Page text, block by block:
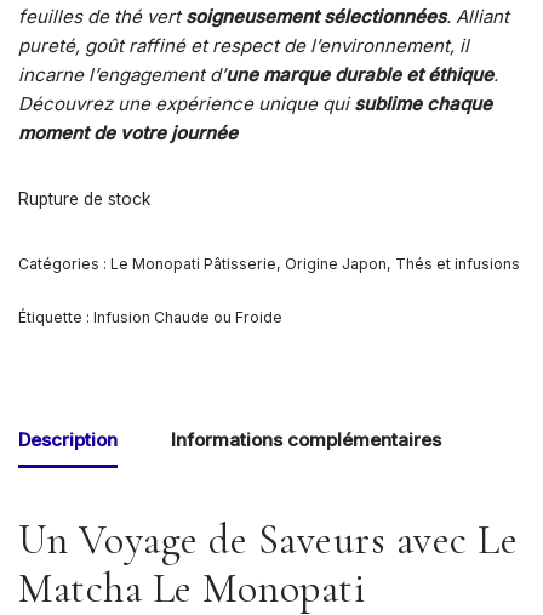
feuilles de thé vertsoigneusement sélectionnées. Alliant
pureté, goût raffiné et respect de l’environnement, il
incarne l’engagement d’une marque durable et éthique.
Découvrez une expérience unique quisublime chaque
moment de votre journée
Rupture de stock
Catégories : Le Monopati Pâtisserie, Origine Japon, Thés et infusions
Étiquette : Infusion Chaude ou Froide
Description Informations complémentaires
Un Voyage de Saveurs avec Le
Matcha Le Monopati